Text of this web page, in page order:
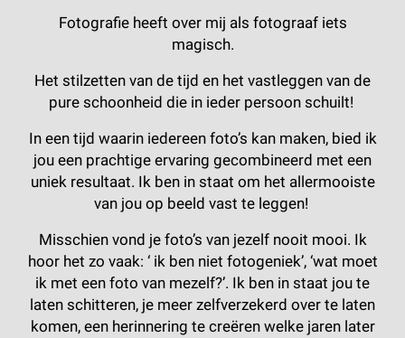
Fotografie heeft over mij als fotograaf iets
magisch.
Het stilzetten van de tijd en het vastleggen van de
pure schoonheid die in ieder persoon schuilt!
In een tijd waarin iedereen foto’s kan maken, bied ik
jou een prachtige ervaring gecombineerd met een
uniek resultaat. Ik ben in staat om het allermooiste
van jou op beeld vast te leggen!
Misschien vond je foto’s van jezelf nooit mooi. Ik
hoor het zo vaak: ‘ ik ben niet fotogeniek’, ‘wat moet
ik met een foto van mezelf?’. Ik ben in staat jou te
laten schitteren, je meer zelfverzekerd over te laten
komen, een herinnering te creëren welke jaren later